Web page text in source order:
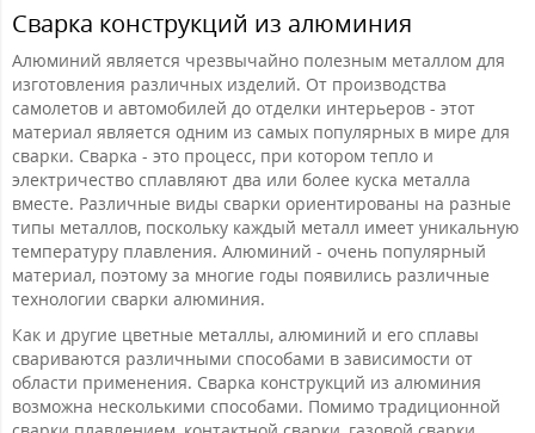
Сварка конструкций из алюминия
Алюминий является чрезвычайно полезным металлом для
изготовления различных изделий. От производства
самолетов и автомобилей до отделки интерьеров - этот
материал является одним из самых популярных в мире для
сварки. Сварка - это процесс, при котором тепло и
электричество сплавляют два или более куска металла
вместе. Различные виды сварки ориентированы на разные
типы металлов, поскольку каждый металл имеет уникальную
температуру плавления. Алюминий - очень популярный
материал, поэтому за многие годы появились различные
технологии сварки алюминия.
Как и другие цветные металлы, алюминий и его сплавы
свариваются различными способами в зависимости от
области применения. Сварка конструкций из алюминия
возможна несколькими способами. Помимо традиционной